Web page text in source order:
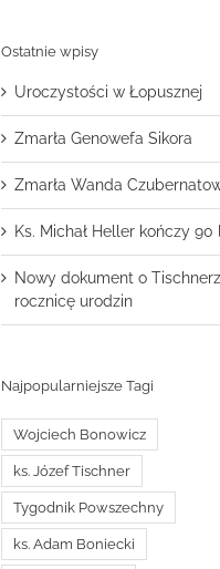
Ostatnie wpisy
Uroczystości w Łopusznej
Zmarła Genowefa Sikora
Zmarła Wanda
Ks. Michał Heller kończy 90
Nowy dokument o
rocznicę urodzin
Najpopularniejsze Tagi
Wojciech Bonowicz
ks. Józef Tischner
Tygodnik Powszechny
ks. Adam Boniecki